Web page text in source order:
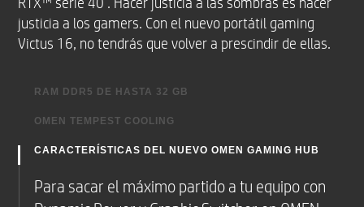
Sonido
Audio de Bang & Olufsen con dos altavoces y HP
Teclado integrado
Teclado de tamaño completo, con
color blanco cerámico y con teclado numérico
justicia a los gamers. Con el nuevo portátil gaming
Victus 16, no tendrás que volver a prescindir de ellas.
RAM DDR5 DE HASTA 32 GB
Con lo exigentes que son hoy en día los nuevos
juegos en cuanto a memoria, agradecerás cada
DDR
OMEN TEMPEST COOLING
Por primera vez, Victus ha evolucionado sus
capacidades de refrigeración mediante la
CARACTERÍSTICAS DEL NUEVO OMEN GAMING HUB
Para sacar el máximo partido a tu equipo con